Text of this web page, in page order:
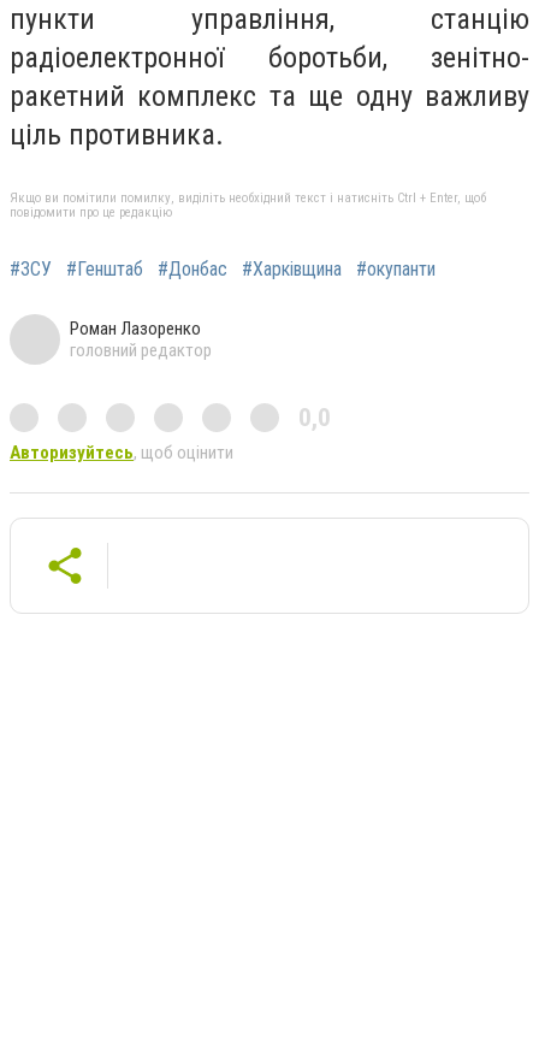
пункти управління, станцію
радіоелектронної боротьби, зенітно-
ракетний комплекс та ще одну важливу
ціль противника.
Якщо ви помітили помилку, виділіть необхідний текст і натисніть Ctrl + Enter, щоб
повідомити про це редакцію
#ЗСУ #Генштаб #Донбас #Харківщина #окупанти
Роман Лазоренко
головний редактор
0,0
Авторизуйтесь, щоб оцінити